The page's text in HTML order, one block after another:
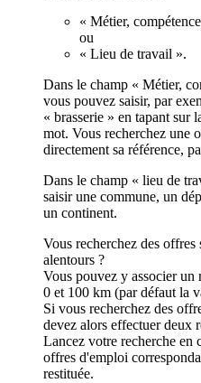
« Métier,
ou
« Lieu de travail ».
Dans le champ « Métier,
vous pouvez saisir, par
« brasserie » en tapant sur
mot. Vous recherchez une
directement sa référence,
Dans le champ « lieu de
saisir une commune, un
un continent.
Vous recherchez des offres
alentours ?
Vous pouvez y associer un
0 et 100 km (par défaut la
Si vous recherchez des
devez alors effectuer deux
Lancez votre recherche en
offres d'emploi
restituée.